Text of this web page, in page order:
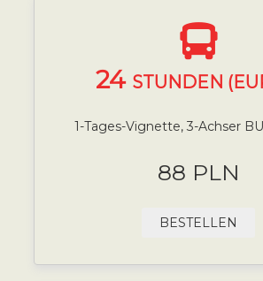
24 STUNDEN
1-Tages-Vignette, 3-Achser
88 PLN
BESTELLEN